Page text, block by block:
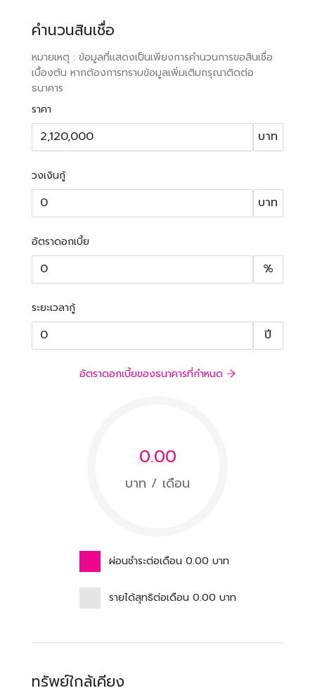
คำนวนสินเชื่อ
หมายเหตุ : ข้อมูลที่แสดงเป็นเพียงการคำนวนการขอสินเชื่อ
เบื้องต้น หากต้องการทราบข้อมูลเพิ่มเติมกรุณาติดต่อ
ธนาคาร
ราคา
บาท
วงเงินกู้
บาท
อัตราดอกเบี้ย
%
ระยะเวลากู้
ปี
อัตราดอกเบี้ยของธนาคารที่กำหนด
0.00
บาท / เดือน
ผ่อนชำระต่อเดือน 0.00 บาท
รายได้สุทธิต่อเดือน 0.00 บาท
ทรัพย์ใกล้เคียง